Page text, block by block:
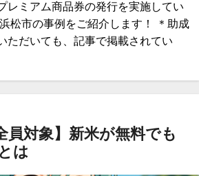
レミアム商品券の発行を実施してい
松市の事例をご紹介します！ ＊助成
ただいても、記事で掲載されてい
員対象】新米が無料でも
は